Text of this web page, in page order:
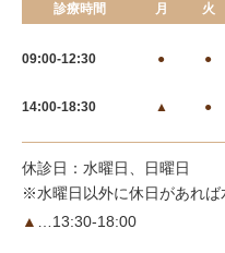
診療時間 月 火
09:00-12:30 ● ●
14:00-18:30 ▲ ●
休診日：水曜日、日曜日
※水曜日以外に休日があれば
▲
…13:30-18:00